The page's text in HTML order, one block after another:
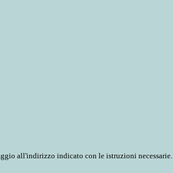
all'indirizzo indicato con le istruzioni necessarie.